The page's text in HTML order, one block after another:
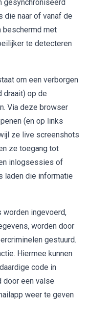
gesynchroniseerd
die naar of vanaf de
beschermd met
te detecteren
om een verborgen
draait) op de
Via deze browser
(en op links
ze live screenshots
ze toegang tot
inlogsessies of
laden die informatie
worden ingevoerd,
worden door
gestuurd.
Hiermee kunnen
code in
door een valse
weer te geven